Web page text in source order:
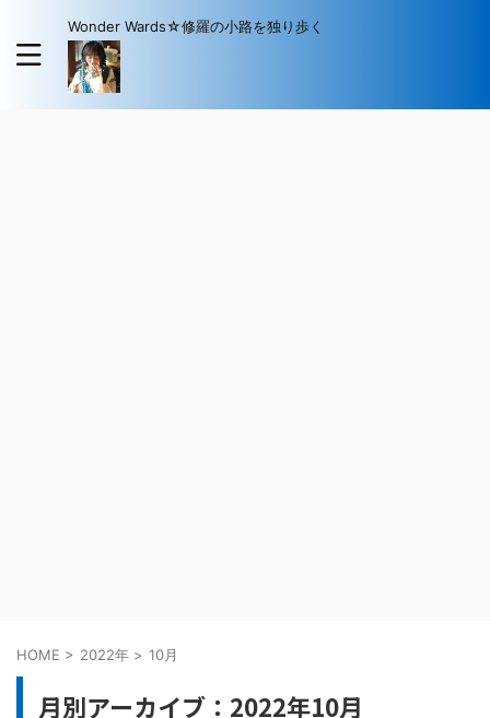
Wonder Wards☆修羅の小路を独り歩く
HOME > 2022年 > 10月
月別アーカイブ：2022年10月